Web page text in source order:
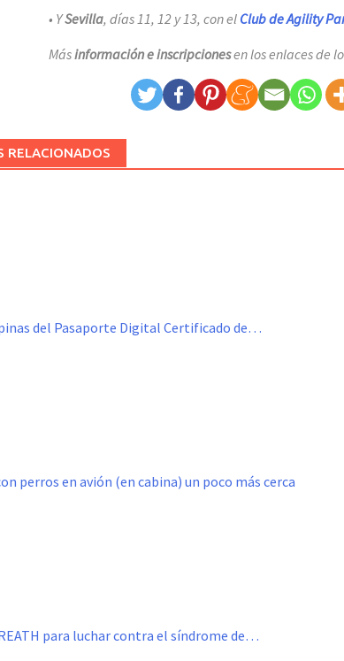
• YSevilla, días 11, 12 y 13, con el Club de Agility
Másinformación e inscripcionesen los enlaces de
RELACIONADOS
del Pasaporte Digital Certificado de…
perros en avión (en cabina) un poco más cerca
para luchar contra el síndrome de…